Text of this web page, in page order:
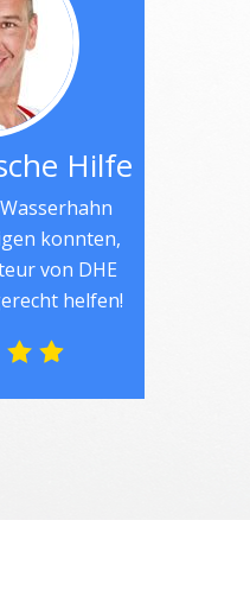
Hilfe
konnten,
von DHE
helfen!